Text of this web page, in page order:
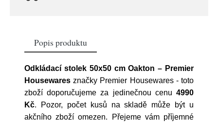
Popis produktu
Odkládací stolek 50x50 cm Oakton – Premier
Housewares značky Premier Housewares- toto
zboží doporučujeme za jedinečnou cenu 4990
Kč. Pozor, počet kusů na skladě může být u
akčního zboží omezen. Přejeme vám příjemné